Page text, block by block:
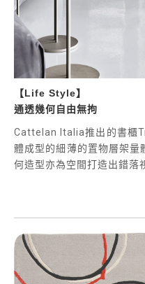
【Life Style】
通透幾何自由無拘
Cattelan Italia推出的書櫃
體成型的細薄的置物層架量
何造型亦為空間打造出錯落